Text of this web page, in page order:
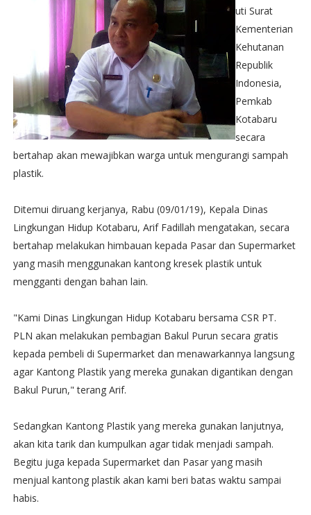
uti Surat
Kementerian
Kehutanan
Republik
Indonesia,
Pemkab
Kotabaru
secara
bertahap akan mewajibkan warga untuk mengurangi sampah
plastik.
Ditemui diruang kerjanya, Rabu (09/01/19), Kepala Dinas
Lingkungan Hidup Kotabaru, Arif Fadillah mengatakan, secara
bertahap melakukan himbauan kepada Pasar dan Supermarket
yang masih menggunakan kantong kresek plastik untuk
mengganti dengan bahan lain.
"Kami Dinas Lingkungan Hidup Kotabaru bersama CSR PT.
PLN akan melakukan pembagian Bakul Purun secara gratis
kepada pembeli di Supermarket dan menawarkannya langsung
agar Kantong Plastik yang mereka gunakan digantikan dengan
Bakul Purun," terang Arif.
Sedangkan Kantong Plastik yang mereka gunakan lanjutnya,
akan kita tarik dan kumpulkan agar tidak menjadi sampah.
Begitu juga kepada Supermarket dan Pasar yang masih
menjual kantong plastik akan kami beri batas waktu sampai
habis.